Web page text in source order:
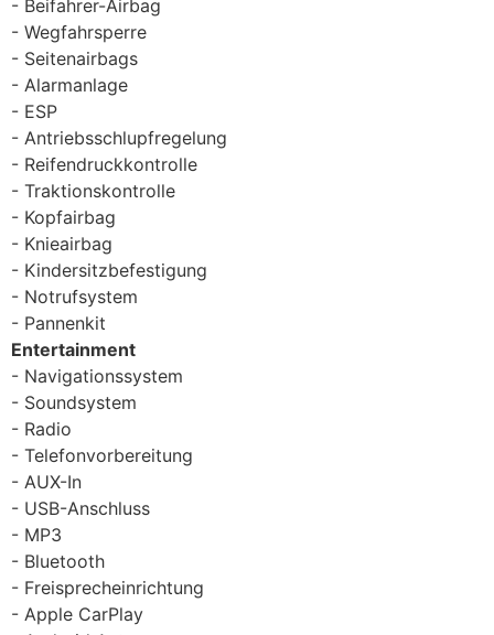
Beifahrer-Airbag
Wegfahrsperre
Seitenairbags
Alarmanlage
ESP
Antriebsschlupfregelung
Reifendruckkontrolle
Traktionskontrolle
Kopfairbag
Knieairbag
Kindersitzbefestigung
Notrufsystem
Pannenkit
Entertainment
Navigationssystem
Soundsystem
Radio
Telefonvorbereitung
AUX-In
USB-Anschluss
MP3
Bluetooth
Freisprecheinrichtung
Apple CarPlay